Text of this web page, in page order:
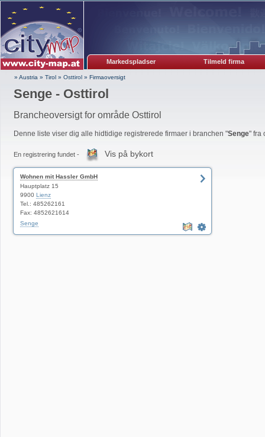
Markedspladser Tilmeld firma
» Austria » Tirol » Osttirol » Firmaoversigt
Senge - Osttirol
Brancheoversigt for område Osttirol
Denne liste viser dig alle hidtidige registrerede firmaer i branchen "Senge" fra
En registrering fundet - Vis på bykort
Wohnen mit Hassler GmbH
Hauptplatz 15
9900 Lienz
Tel.: 485262161
Fax: 4852621614
Senge